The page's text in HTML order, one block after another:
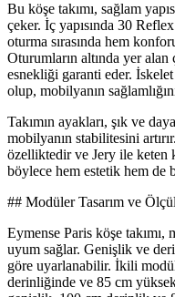
Bu köşe takımı, sağlam
çeker. İç yapısında 30
oturma sırasında hem
Oturumların altında yer alan
esnekliği garanti eder.
olup, mobilyanın
Takımın ayakları, şık ve
mobilyanın stabilitesini
özelliktedir ve Jery ile keten
böylece hem estetik hem de
## Modüler Tasarım ve
Eymense Paris köşe takımı,
uyum sağlar. Genişlik ve
göre uyarlanabilir. İkili
derinliğinde ve 85 cm